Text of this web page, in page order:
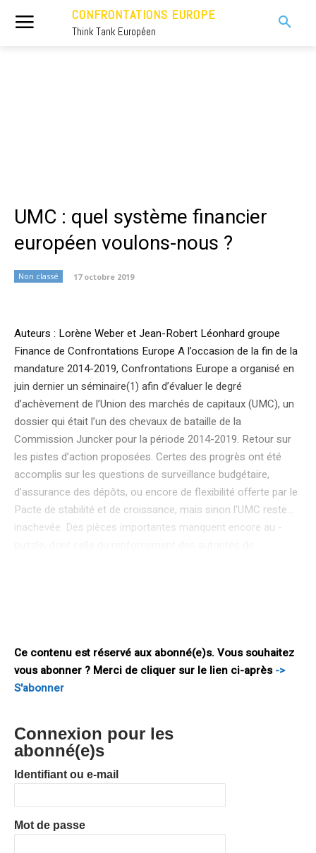
CONFRONTATIONS EUROPE
Think Tank Européen
UMC : quel système financier
européen voulons-nous ?
Non classé 17 octobre 2019
Auteurs : Lorène Weber et Jean-Robert Léonhard groupe
Finance de Confrontations Europe A l’occasion de la fin de la
mandature 2014-2019, Confrontations Europe a organisé en
juin dernier un séminaire(1) afin d’évaluer le degré
d’achèvement de l’Union des marchés de capitaux (UMC), un
dossier qui était l’un des chevaux de bataille de la
Commission Juncker pour la période 2014-2019. Retour sur
les pistes d’action proposées. Certes des progrès ont été
accomplis sur les questions de surveillance budgétaire,
d’assurance des dépôts, ou encore de flexibilité offerte par le
Pacte de stabilité et de croissance, mais sinon l’UMC reste…
inachevée. Des pièces importantes manquent encore au ­
Ce contenu est réservé aux abonné(e)s. Vous souhaitez
vous abonner ? Merci de cliquer sur le lien ci-après->
S'abonner
Connexion pour les
abonné(e)s
Identifiant ou e-mail
Mot de passe